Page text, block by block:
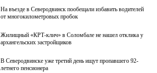
На въезде в Северодвинск пообещали избавить водителей
от многокилометровых пробок
Жилищный «КРТ-клич» в Соломбале не нашел отклика у
архангельских застройщиков
В Северодвинске уже третий день ищут пропавшего 92-
летнего пенсионера